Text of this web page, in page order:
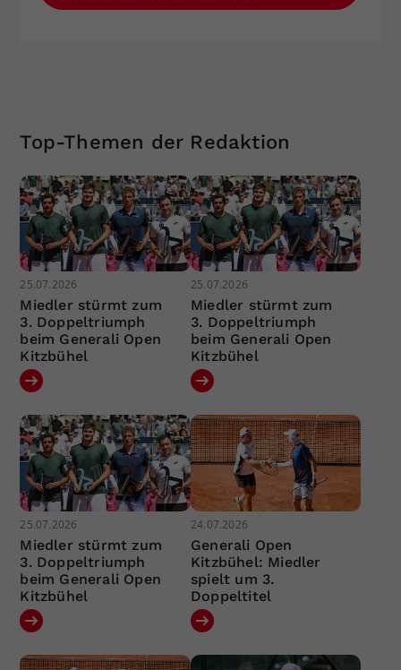
Top-Themen der Redaktion
25.07.2026
Miedler stürmt zum
3. Doppeltriumph
beim Generali Open
Kitzbühel
25.07.2026
Miedler stürmt zum
3. Doppeltriumph
beim Generali Open
Kitzbühel
25.07.2026
Miedler stürmt zum
3. Doppeltriumph
beim Generali Open
Kitzbühel
24.07.2026
Generali Open
Kitzbühel: Miedler
spielt um 3.
Doppeltitel